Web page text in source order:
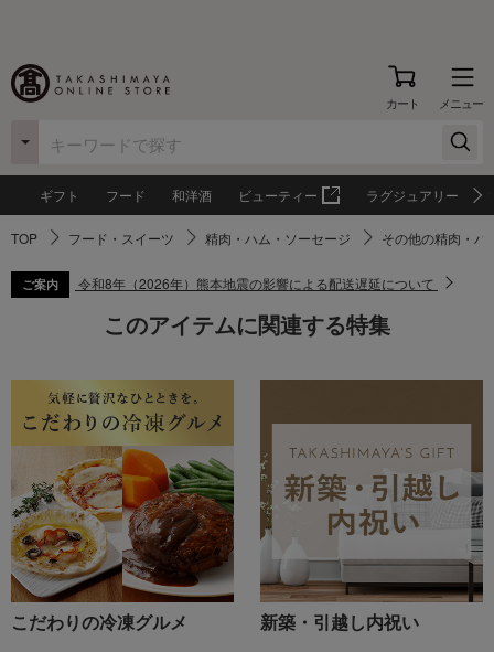
カート メニュー
ギフト フード 和洋酒 ビューティー ラグジュアリー
TOP フード・スイーツ 精肉・ハム・ソーセージ その他の精肉・ハ
ご案内 令和8年（2026年）熊本地震の影響による配送遅延について
このアイテムに関連する特集
こだわりの冷凍グルメ 新築・引越し内祝い